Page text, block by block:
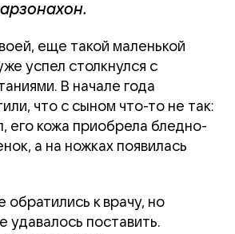
еще такой маленькой
успел столкнулся с
В начале года
что с сыном что-то не так:
его кожа приобрела бледно-
а на ножках появилась
обратились к врачу, но
удавалось поставить.